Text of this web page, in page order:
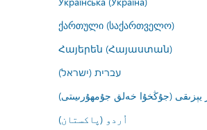
ქართული (საქართველო)
Հայերեն (Հայաստան)
עברית (ישראל)
يېزىقى (جۇڭخۇا خەلق جۇمھۇرىيىتى)
اُردو (پاکستان)